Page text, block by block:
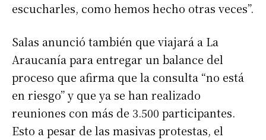
escucharles, como hemos hecho otras veces”.
Salas anunció también que viajará a La
Araucanía para entregar un balance del
proceso que afirma que la consulta “no está
en riesgo” y que ya se han realizado
reuniones con más de 3.500 participantes.
Esto a pesar de las masivas protestas, el